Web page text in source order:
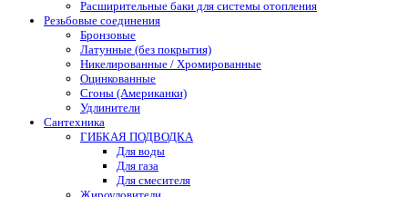
Расширительные баки для системы отопления
Резьбовые соединения
Бронзовые
Латунные (без покрытия)
Никелированные / Хромированные
Оцинкованные
Сгоны (Американки)
Удлинители
Сантехника
ГИБКАЯ ПОДВОДКА
Для воды
Для газа
Для смесителя